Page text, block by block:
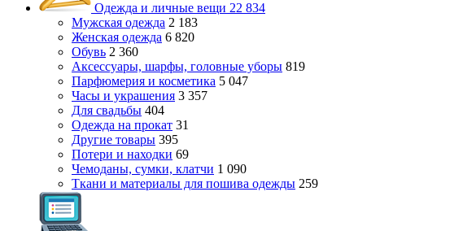
Одежда и личные вещи 22 834
Мужская одежда 2 183
Женская одежда 6 820
Обувь 2 360
Аксессуары, шарфы, головные уборы 819
Парфюмерия и косметика 5 047
Часы и украшения 3 357
Для свадьбы 404
Одежда на прокат 31
Другие товары 395
Потери и находки 69
Чемоданы, сумки, клатчи 1 090
Ткани и материалы для пошива одежды 259